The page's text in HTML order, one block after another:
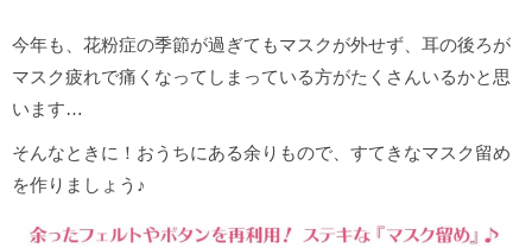
今年も、花粉症の季節が過ぎてもマスクが外せず、耳の後ろが
マスク疲れで痛くなってしまっている方がたくさんいるかと思
います…
そんなときに！おうちにある余りもので、すてきなマスク留め
を作りましょう♪